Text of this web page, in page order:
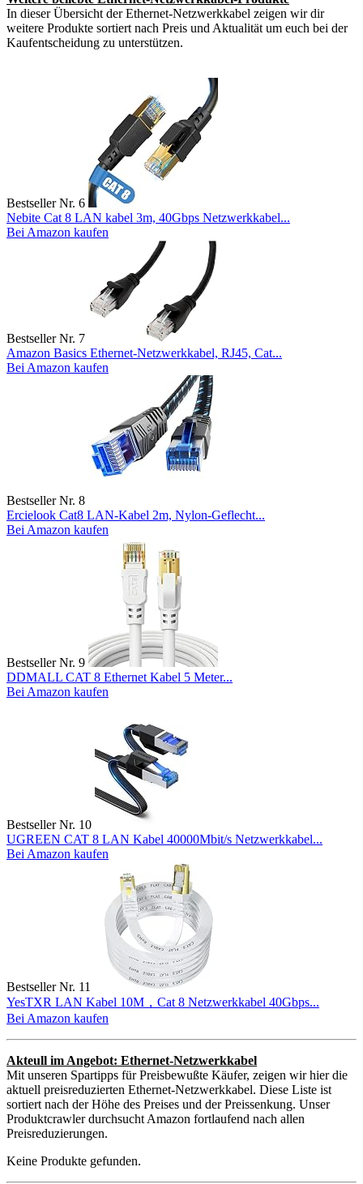
In dieser Übersicht der Ethernet-Netzwerkkabel zeigen wir dir
weitere Produkte sortiert nach Preis und Aktualität um euch bei der
Kaufentscheidung zu unterstützen.
Bestseller Nr. 6
Nebite Cat 8 LAN kabel 3m, 40Gbps Netzwerkkabel...
Bei Amazon kaufen
Bestseller Nr. 7
Amazon Basics Ethernet-Netzwerkkabel, RJ45, Cat...
Bei Amazon kaufen
Bestseller Nr. 8
Ercielook Cat8 LAN-Kabel 2m, Nylon-Geflecht...
Bei Amazon kaufen
Bestseller Nr. 9
DDMALL CAT 8 Ethernet Kabel 5 Meter...
Bei Amazon kaufen
Bestseller Nr. 10
UGREEN CAT 8 LAN Kabel 40000Mbit/s Netzwerkkabel...
Bei Amazon kaufen
Bestseller Nr. 11
YesTXR LAN Kabel 10M，Cat 8 Netzwerkkabel 40Gbps...
Bei Amazon kaufen
Akteull im Angebot: Ethernet-Netzwerkkabel
Mit unseren Spartipps für Preisbewußte Käufer, zeigen wir hier die
aktuell preisreduzierten Ethernet-Netzwerkkabel. Diese Liste ist
sortiert nach der Höhe des Preises und der Preissenkung. Unser
Produktcrawler durchsucht Amazon fortlaufend nach allen
Preisreduzierungen.
Keine Produkte gefunden.